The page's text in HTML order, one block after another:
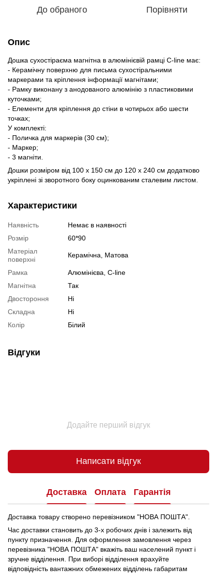
До обраного Порівняти
Опис
Дошка сухостіраєма магнітна в алюмінієвій рамці C-line має:
- Керамічну поверхню для письма сухостіральними
маркерами та кріплення інформації магнітами;
- Рамку виконану з анодованого алюмінію з пластиковими
куточками;
- Елементи для кріплення до стіни в чотирьох або шести
точках;
У комплекті:
- Поличка для маркерів (30 см);
- Маркер;
- 3 магніти.
Дошки розміром від 100 х 150 см до 120 х 240 см додатково
укріплені зі зворотного боку оцинкованим сталевим листом.
Характеристики
Наявність
Немає в наявності
Розмір
60*90
Матеріал
поверхні
Керамічна, Матова
Рамка
Алюмінієва, C-line
Магнітна
Так
Двостороння
Ні
Складна
Ні
Колір
Білий
Відгуки
Додайте перший відгук
Написати відгук
Доставка Оплата Гарантія
Доставка товару створено перевізником "НОВА ПОШТА".
Час доставки становить до 3-х робочих днів і залежить від
пункту призначення. Для оформлення замовлення через
перевізника "НОВА ПОШТА" вкажіть ваш населений пункт і
зручне відділення.
При виборі відділення врахуйте
відповідність вантажних обмежених відділень габаритам